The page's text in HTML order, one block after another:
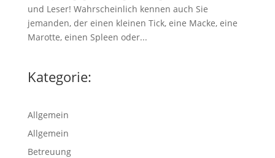
und Leser! Wahrscheinlich kennen auch Sie
jemanden, der einen kleinen Tick, eine Macke, eine
Marotte, einen Spleen oder...
Kategorie:
Allgemein
Allgemein
Betreuung